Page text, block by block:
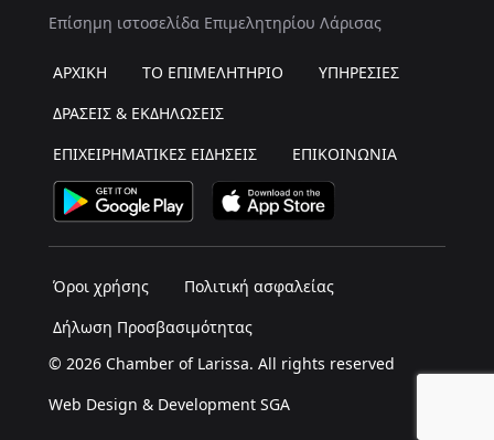
Επίσημη ιστοσελίδα Επιμελητηρίου Λάρισας
ΑΡΧΙΚΗ ΤΟ ΕΠΙΜΕΛΗΤΗΡΙΟ
ΥΠΗΡΕΣΙΕΣ
ΔΡΑΣΕΙΣ & ΕΚΔΗΛΩΣΕΙΣ
ΕΠΙΧΕΙΡΗΜΑΤΙΚΕΣ ΕΙΔΗΣΕΙΣ
ΕΠΙΚΟΙΝΩΝΙΑ
Όροι χρήσης
Πολιτική ασφαλείας
Δήλωση Προσβασιμότητας
© 2026 Chamber of Larissa. All rights reserved
Web Design & Development SGA